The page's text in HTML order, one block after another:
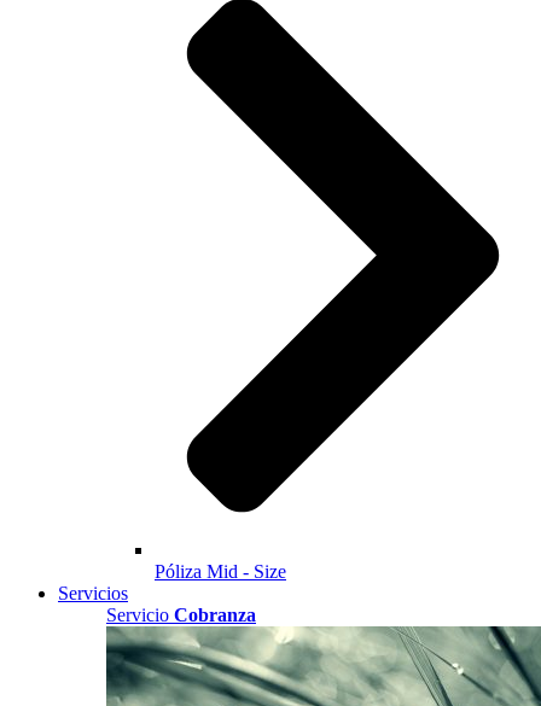
Póliza Mid - Size
Servicios
Servicio Cobranza